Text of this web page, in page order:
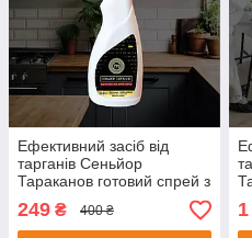
Ефективний засіб від
тарганів Сеньйор
Тараканов готовий спрей з
пульверизатором у
комплекті, 500 мл
249 ₴ 400 ₴